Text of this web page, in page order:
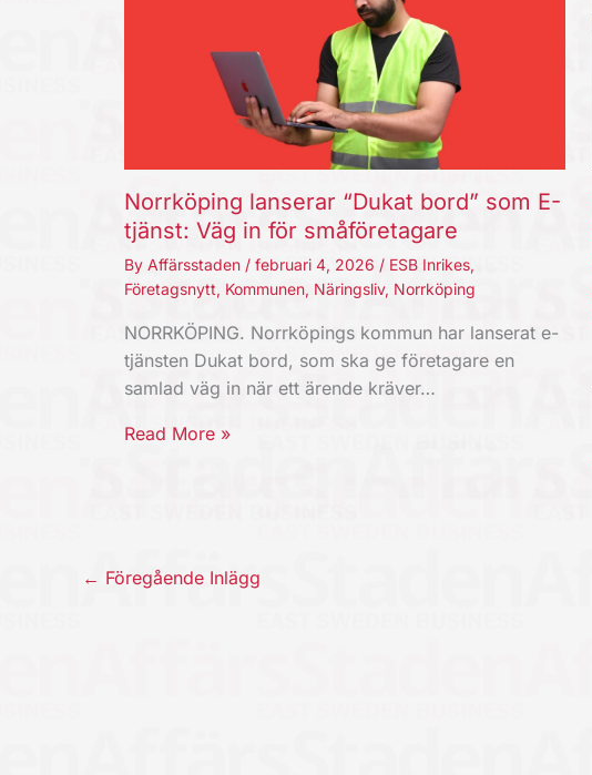
Norrköping lanserar “Dukat bord” som E-
tjänst: Väg in för småföretagare
By Affärsstaden / februari 4, 2026 / ESB Inrikes,
Företagsnytt, Kommunen, Näringsliv, Norrköping
NORRKÖPING. Norrköpings kommun har lanserat e-
tjänsten Dukat bord, som ska ge företagare en
samlad väg in när ett ärende kräver…
Read More »
← Föregående Inlägg